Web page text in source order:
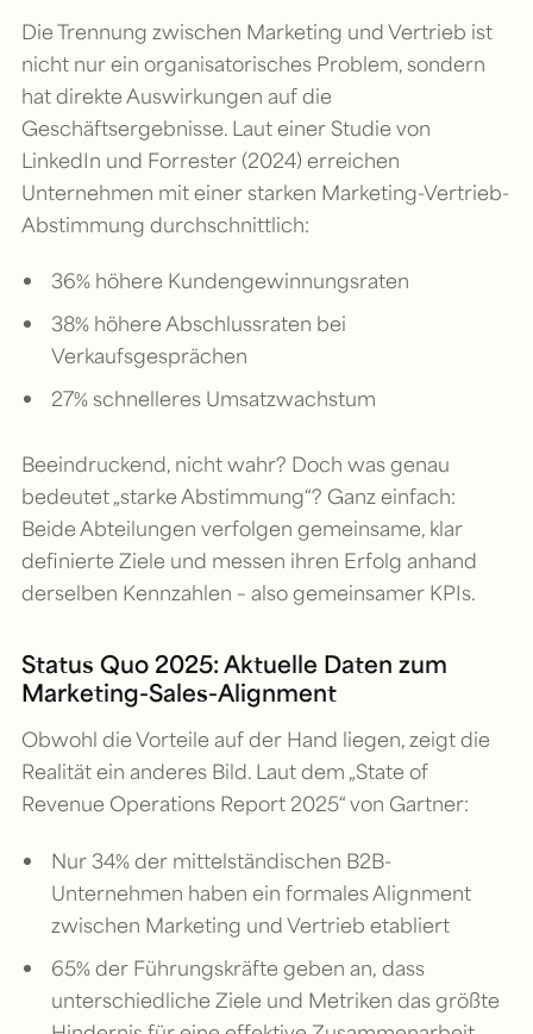
Die Trennung zwischen Marketing und Vertrieb ist
nicht nur ein organisatorisches Problem, sondern
hat direkte Auswirkungen auf die
Geschäftsergebnisse. Laut einer Studie von
LinkedIn und Forrester (2024) erreichen
Unternehmen mit einer starken Marketing-Vertrieb-
Abstimmung durchschnittlich:
36% höhere Kundengewinnungsraten
38% höhere Abschlussraten bei
Verkaufsgesprächen
27% schnelleres Umsatzwachstum
Beeindruckend, nicht wahr? Doch was genau
bedeutet „starke Abstimmung“? Ganz einfach:
Beide Abteilungen verfolgen gemeinsame, klar
definierte Ziele und messen ihren Erfolg anhand
derselben Kennzahlen – also gemeinsamer KPIs.
Status Quo 2025: Aktuelle Daten zum
Marketing-Sales-Alignment
Obwohl die Vorteile auf der Hand liegen, zeigt die
Realität ein anderes Bild. Laut dem „State of
Revenue Operations Report 2025“ von Gartner:
Nur 34% der mittelständischen B2B-
Unternehmen haben ein formales Alignment
zwischen Marketing und Vertrieb etabliert
65% der Führungskräfte geben an, dass
unterschiedliche Ziele und Metriken das größte